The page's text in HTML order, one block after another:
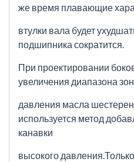
же время плавающие
втулки вала будет
подшипника сократится.
При проектировании
увеличения диапазона
давления масла
используется метод
канавки
высокого